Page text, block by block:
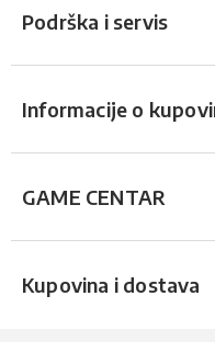
Podrška i servis
Informacije o
GAME CENTAR
Kupovina i dostava